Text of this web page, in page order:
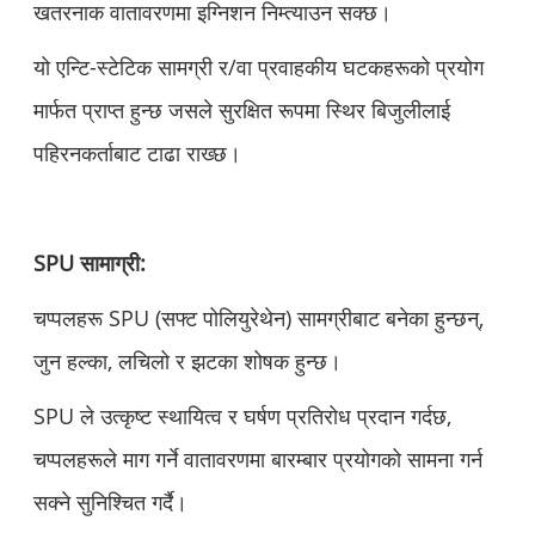
खतरनाक वातावरणमा इग्निशन निम्त्याउन सक्छ।
यो एन्टि-स्टेटिक सामग्री र/वा प्रवाहकीय घटकहरूको प्रयोग
मार्फत प्राप्त हुन्छ जसले सुरक्षित रूपमा स्थिर बिजुलीलाई
पहिरनकर्ताबाट टाढा राख्छ।
SPU सामाग्री:
चप्पलहरू SPU (सफ्ट पोलियुरेथेन) सामग्रीबाट बनेका हुन्छन्,
जुन हल्का, लचिलो र झटका शोषक हुन्छ।
SPU ले उत्कृष्ट स्थायित्व र घर्षण प्रतिरोध प्रदान गर्दछ,
चप्पलहरूले माग गर्ने वातावरणमा बारम्बार प्रयोगको सामना गर्न
सक्ने सुनिश्चित गर्दै।